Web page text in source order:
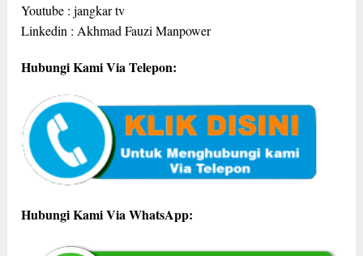
Youtube : jangkar tv
Linkedin : Akhmad Fauzi Manpower
Hubungi Kami Via Telepon:
Hubungi Kami Via WhatsApp: